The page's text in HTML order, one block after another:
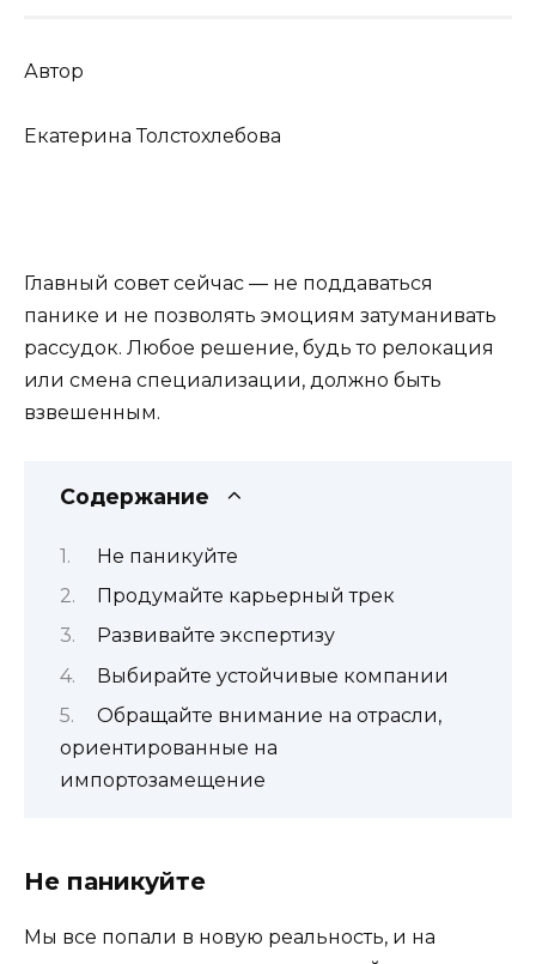
Автор
Екатерина Толстохлебова
Главный совет сейчас ― не поддаваться
панике и не позволять эмоциям затуманивать
рассудок. Любое решение, будь то релокация
или смена специализации, должно быть
взвешенным.
Содержание
Не паникуйте
Продумайте карьерный трек
Развивайте экспертизу
Выбирайте устойчивые компании
Обращайте внимание на отрасли,
ориентированные на
импортозамещение
Не паникуйте
Мы все попали в новую реальность, и на